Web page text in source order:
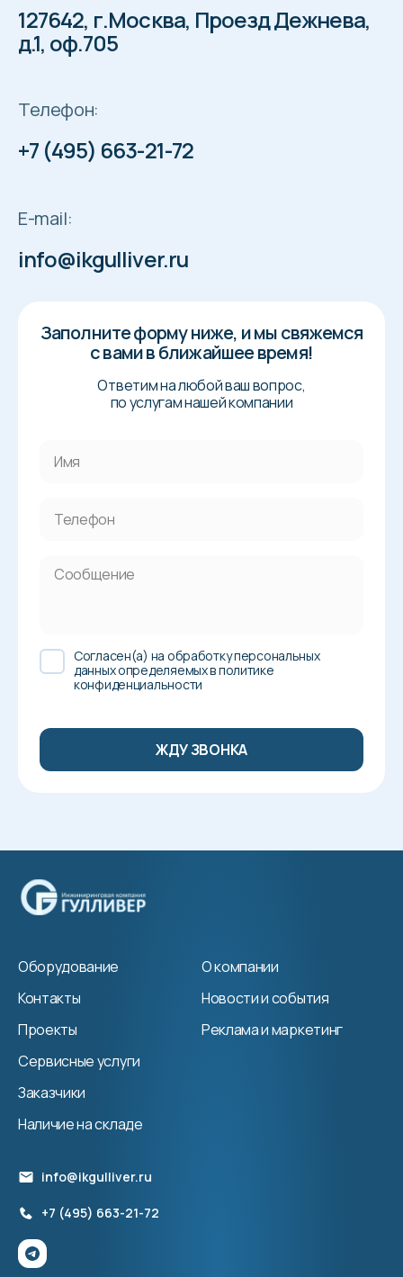
Телефон:
+7 (495) 663-21-72
E-mail:
info@ikgulliver.ru
127642, г.Москва, Проезд Дежнева,
д.1, оф.705
Заполните форму ниже, и мы свяжемся
с вами в ближайшее время!
Ответим на любой ваш вопрос,
по услугам нашей компании
Cогласен(а) на обработку персональных
данных определяемых в политике
конфиденциальности
Оборудование
Контакты
Проекты
Сервисные услуги
Заказчики
Наличие на складе
О компании
Новости и события
Реклама и маркетинг
info@ikgulliver.ru
+7 (495) 663-21-72